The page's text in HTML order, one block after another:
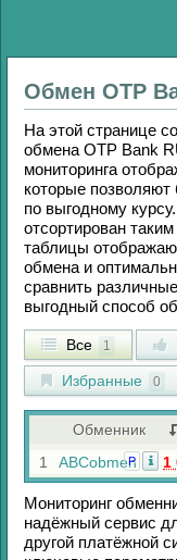
Обмен OTP
На этой странице
обмена OTP Bank
мониторинга
которые
по выгодному
отсортирован
таблицы
обмена и
сравнить
выгодный способ
Все 1
Избранные 0
Обменник
1
ABCobmen
Р 1
Мониторинг
надёжный сервис
другой платёжной